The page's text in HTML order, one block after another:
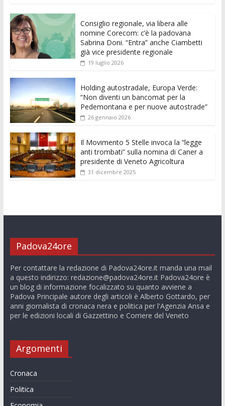
e
b
o
o
k
itt
er l
at
s
A
p
e
n
g
di
t
k
e
dI
n
di
vi
Consiglio regionale, via libera alle
nomine Corecom: c’è la padovana
Sabrina Doni. “Entra” anche Ciambetti
già vice presidente regionale
19 luglio 2026
Holding autostradale, Europa Verde:
“Non diventi un bancomat per la
Pedemontana e per nuove autostrade”
26 gennaio 2026
Il Movimento 5 Stelle invoca la “legge
anti trombati” sulla nomina di Caner a
presidente di Veneto Agricoltura
31 dicembre 2025
Padova24ore
Per contattare la redazione di Padova24ore.it manda una mail
a questo indirizzo: redazione@padova24ore.itPadova24ore è
un blog di informazione focalizzato su quanto avviene a
Padova Principale autore degli articoli è Alberto Gottardo, per
anni giornalista di cronaca nera e politica per l'Agenzia Ansa e
per le edizioni locali di Gazzettino e Corriere del Veneto
Argomenti
Cronaca
Politica